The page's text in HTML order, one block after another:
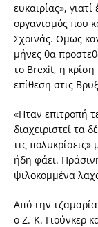
ευκαιρίας»,
οργανισμός που
Σχοινάς. Ομως
μήνες θα
το Brexit, η κρίση
επίθεση στις
«Ηταν επιτροπή
διαχειριστεί τα
τις
ήδη φάει.
ψιλοκομμένα
Από την
ο Ζ.-Κ. Γιούνκερ